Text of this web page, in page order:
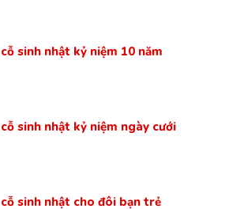
sinh nhật kỷ niệm 10 năm
sinh nhật kỷ niệm ngày cưới
sinh nhật cho đôi bạn trẻ